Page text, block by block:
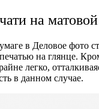
на
в Деловое фото
на глянце.
легко,
в данном случае.